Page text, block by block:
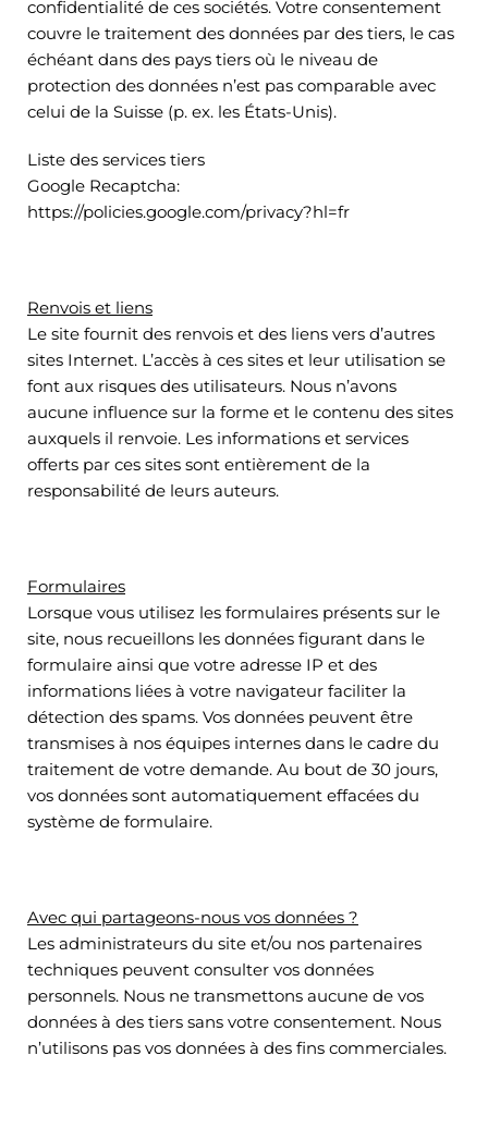
confidentialité de ces sociétés. Votre consentement
couvre le traitement des données par des tiers, le cas
échéant dans des pays tiers où le niveau de
protection des données n’est pas comparable avec
celui de la Suisse (p. ex. les États-Unis).
Liste des services tiers
Google Recaptcha:
https://policies.google.com/privacy?hl=fr
Renvois et liens
Le site fournit des renvois et des liens vers d’autres
sites Internet. L’accès à ces sites et leur utilisation se
font aux risques des utilisateurs. Nous n’avons
aucune influence sur la forme et le contenu des sites
auxquels il renvoie. Les informations et services
offerts par ces sites sont entièrement de la
responsabilité de leurs auteurs.
Formulaires
Lorsque vous utilisez les formulaires présents sur le
site, nous recueillons les données figurant dans le
formulaire ainsi que votre adresse IP et des
informations liées à votre navigateur faciliter la
détection des spams. Vos données peuvent être
transmises à nos équipes internes dans le cadre du
traitement de votre demande. Au bout de 30 jours,
vos données sont automatiquement effacées du
système de formulaire.
Avec qui partageons-nous vos données ?
Les administrateurs du site et/ou nos partenaires
techniques peuvent consulter vos données
personnels. Nous ne transmettons aucune de vos
données à des tiers sans votre consentement. Nous
n’utilisons pas vos données à des fins commerciales.